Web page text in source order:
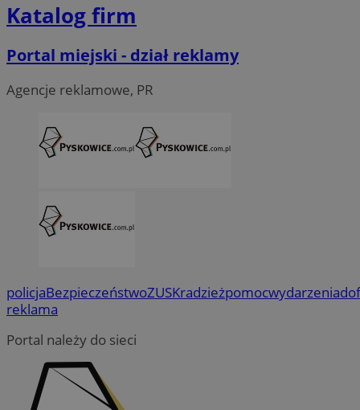
Katalog firm
Portal miejski - dział reklamy
Agencje reklamowe, PR
policjaBezpieczeństwoZUSKradzieżpomocwydarzenia
reklama
Portal należy do sieci